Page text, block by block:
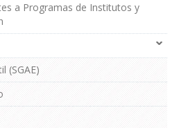
a Programas de Institutos y
(SGAE)